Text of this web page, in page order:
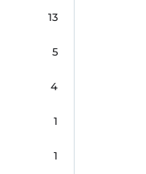
13
5
4
1
1